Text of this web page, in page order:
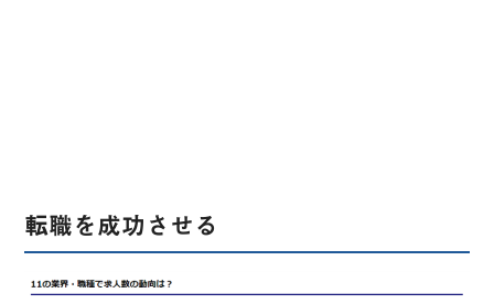
転職を成功させる